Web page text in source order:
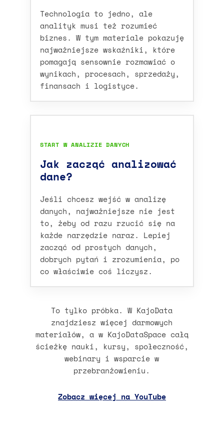
Technologia to jedno, ale
analityk musi też rozumieć
biznes. W tym materiale pokazuję
najważniejsze wskaźniki, które
pomagają sensownie rozmawiać o
wynikach, procesach, sprzedaży,
finansach i logistyce.
START W ANALIZIE DANYCH
Jak zacząć analizować
dane?
Jeśli chcesz wejść w analizę
danych, najważniejsze nie jest
to, żeby od razu rzucić się na
każde narzędzie naraz. Lepiej
zacząć od prostych danych,
dobrych pytań i zrozumienia, po
co właściwie coś liczysz.
To tylko próbka. W KajoData
znajdziesz więcej darmowych
materiałów, a w KajoDataSpace całą
ścieżkę nauki, kursy, społeczność,
webinary i wsparcie w
przebranżowieniu.
Zobacz więcej na YouTube